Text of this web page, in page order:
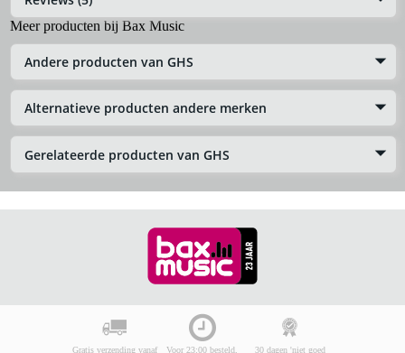
Meer producten bij Bax Music
Andere producten van GHS
Alternatieve producten andere merken
Gerelateerde producten van GHS
Gratis verzending vanaf Voor 23:00 besteld, 30 dagen 'niet goed